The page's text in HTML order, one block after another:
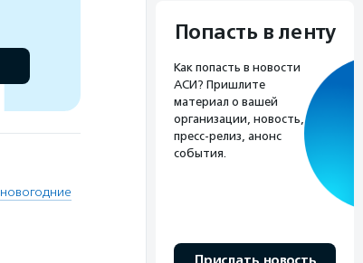
новогодние
Попасть в ленту
Как попасть в новости
АСИ? Пришлите
материал о вашей
организации, новость,
пресс-релиз, анонс
события.